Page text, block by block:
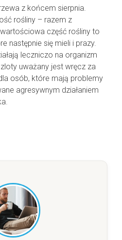
z końcem sierpnia.
rośliny – razem z
część rośliny to
następnie się mieli i prazy.
leczniczo na organizm
uważany jest wręcz za
osób, które mają problemy
agresywnym działaniem